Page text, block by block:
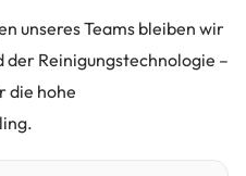
unseres Teams bleiben wir
der Reinigungstechnologie –
die hohe